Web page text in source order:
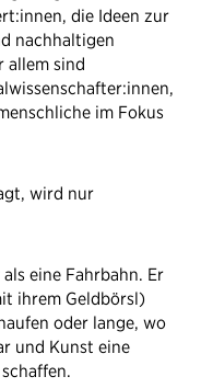
die Ideen zur
nachhaltigen
allem sind
im Fokus
wird nur
eine Fahrbahn. Er
ihrem Geldbörsl)
oder lange, wo
und Kunst eine